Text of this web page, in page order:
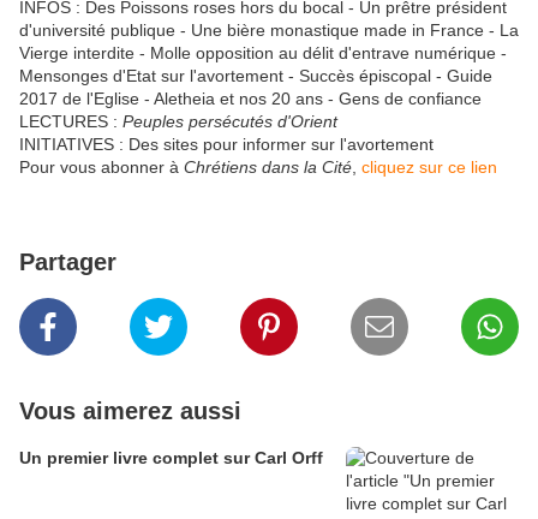
INFOS : Des Poissons roses hors du bocal - Un prêtre président
d'université publique - Une bière monastique made in France - La
Vierge interdite - Molle opposition au délit d'entrave numérique -
Mensonges d'Etat sur l'avortement - Succès épiscopal - Guide
2017 de l'Eglise - Aletheia et nos 20 ans - Gens de confiance
LECTURES : Peuples persécutés d'Orient
INITIATIVES : Des sites pour informer sur l'avortement
Pour vous abonner à Chrétiens dans la Cité cliquez sur ce lien
Partager
Vous aimerez aussi
Un premier livre complet sur Carl Orff